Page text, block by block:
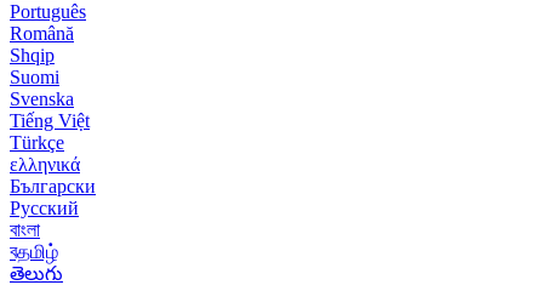
Português
Română
Shqip
Suomi
Svenska
Tiếng Việt
Türkçe
ελληνικά
Български
Русский
বাংলা
বதமிழ்
తెలుగు